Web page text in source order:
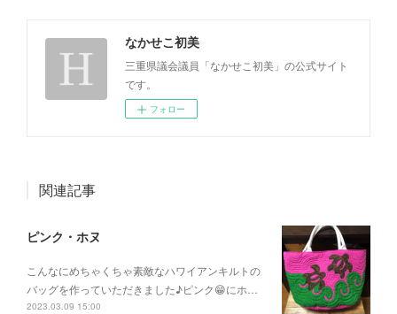
なかせこ初美
三重県議会議員「なかせこ初美」の公式サイト
です。
フォロー
関連記事
ピンク・ホヌ
こんなにめちゃくちゃ素敵なハワイアンキルトの
バッグを作っていただきました♪ピンク😁にホ…
2023.03.09 15:00